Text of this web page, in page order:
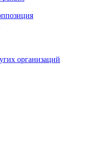
организаций